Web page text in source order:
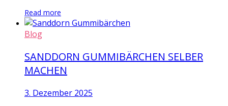
Read more
Blog
SANDDORN GUMMIBÄRCHEN SELBER
MACHEN
3. Dezember 2025